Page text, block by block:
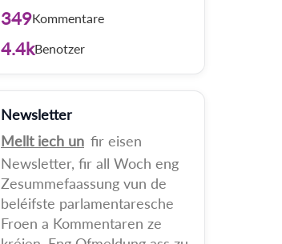
349Kommentare
4.4kBenotzer
Newsletter
Mellt iech un fir eisen
Newsletter, fir all Woch eng
Zesummefaassung vun de
beléifste parlamentaresche
Froen a Kommentaren ze